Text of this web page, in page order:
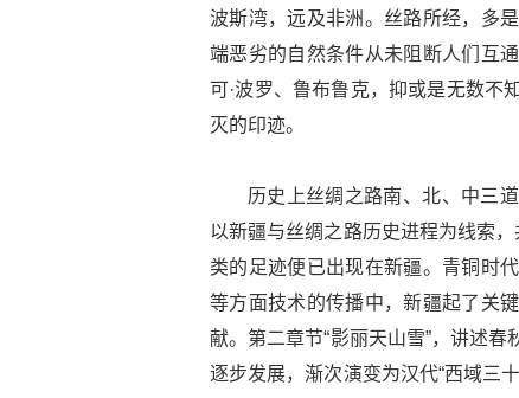
波斯湾，远及非洲。丝路所经，多
端恶劣的自然条件从未阻断人们互
可·波罗、鲁布鲁克，抑或是无数不
灭的印迹。
历史上丝绸之路南、北、中三
以新疆与丝绸之路历史进程为线索
类的足迹便已出现在新疆。青铜时
等方面技术的传播中，新疆起了关
献。第二章节“影丽天山雪”，讲述
逐步发展，渐次演变为汉代“西域三